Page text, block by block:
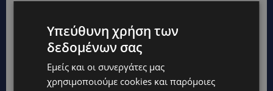
Υπεύθυνη χρήση των
δεδομένων σας
Εμείς και οι συνεργάτες μας
χρησιμοποιούμε cookies και παρόμοιες